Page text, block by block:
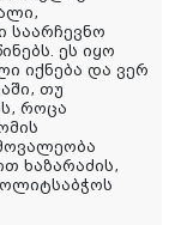
საარჩევნო
ეს იყო
იქნება და ვერ
თუ
როცა
ხაზარაძის,